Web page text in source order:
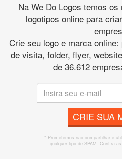
Na We Do Logos temos
logotipos online para
Crie seu logo e marca
de visita, folder, flyer,
de 36.612
CRIE SUA
* Prometemos não compartilhar e
qualquer tipo de SPAM. Confira as